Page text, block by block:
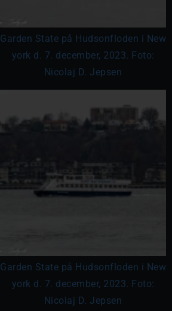
Garden State på Hudsonfloden i New
york d. 7. december, 2023. Foto:
Nicolaj D. Jepsen
Garden State på Hudsonfloden i New
york d. 7. december, 2023. Foto:
Nicolaj D. Jepsen